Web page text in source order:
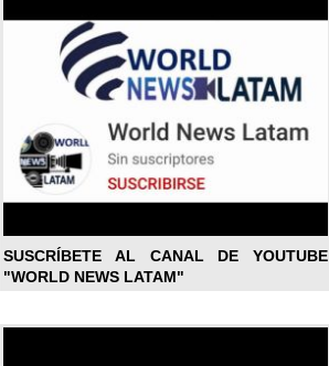
SUSCRÍBETE AL CANAL DE YOUTUBE
"WORLD NEWS LATAM"